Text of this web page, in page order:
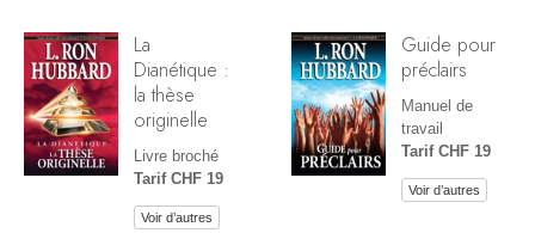
La
Dianétique :
la thèse
originelle
Livre broché
Tarif CHF 19
Voir d’autres
Guide pour
préclairs
Manuel de
travail
Tarif CHF 19
Voir d’autres